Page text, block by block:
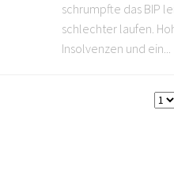
schrumpfte das BIP
schlechter laufen.
Insolvenzen und ein...